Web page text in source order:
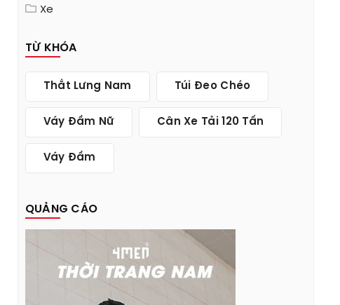
Xe
TỪ KHÓA
Thắt Lưng Nam Túi Đeo Chéo
Váy Đầm Nữ Cân Xe Tải 120 Tấn
Váy Đầm
QUẢNG CÁO